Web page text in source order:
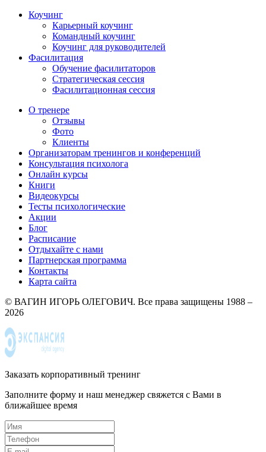
Коучинг
Карьерный коучинг
Командный коучинг
Коучинг для руководителей
Фасилитация
Обучение фасилитаторов
Стратегическая сессия
Фасилитационная сессия
О тренере
Отзывы
Фото
Клиенты
Организаторам тренингов и конференций
Консультация психолога
Онлайн курсы
Книги
Видеокурсы
Тесты психологические
Акции
Блог
Расписание
Отдыхайте с нами
Партнерская программа
Контакты
Карта сайта
© ВАГИН ИГОРЬ ОЛЕГОВИЧ. Все права защищены 1988 –
2026
Заказать корпоративный тренинг
Заполните форму и наш менеджер свяжется с Вами в
ближайшее время